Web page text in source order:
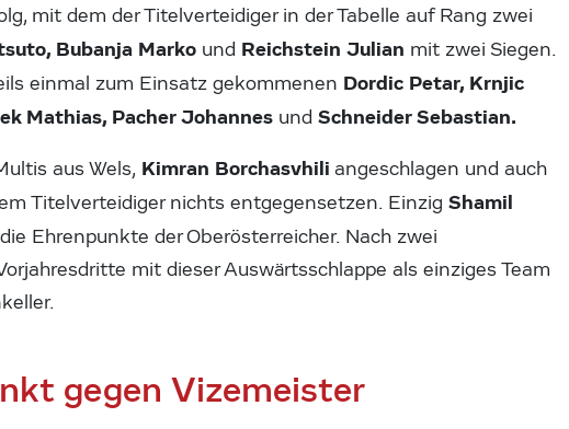
mit dem der Titelverteidiger in der Tabelle auf Rang zwei
Bubanja Marko und Reichstein Julian mit zwei Siegen.
einmal zum Einsatz gekommenen Dordic Petar, Krnjic
Mathias, Pacher Johannes undSchneider Sebastian.
aus Wels, Kimran Borchasvhiliangeschlagen und auch
Titelverteidiger nichts entgegensetzen. EinzigShamil
Ehrenpunkte der Oberösterreicher. Nach zwei
mit dieser Auswärtsschlappe als einziges Team
gegen Vizemeister